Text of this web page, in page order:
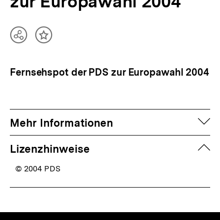
TeilenInhalt
Fernsehspot der PDS zur Europawahl 2004
Mehr Informationen
Lizenzhinweise
© 2004 PDS